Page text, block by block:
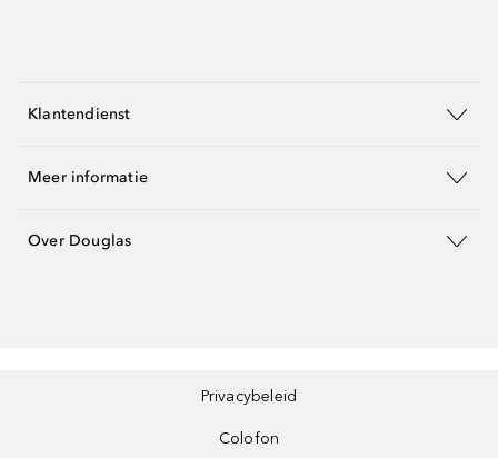
Klantendienst
Meer informatie
Over Douglas
Privacybeleid
Colofon